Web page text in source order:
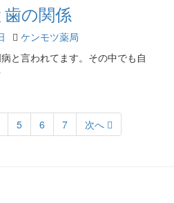
の関係
ケンモツ薬局
と言われてます。その中でも自
5 6 7 次へ